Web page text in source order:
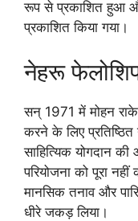
रूप से प्रकाशित हुआ
प्रकाशित किया गया।
नेहरू
सन् 1971 में मोहन
करने के लिए
साहित्यिक योगदान
परियोजना को पूरा
मानसिक तनाव और
धीरे जकड़ लिया।